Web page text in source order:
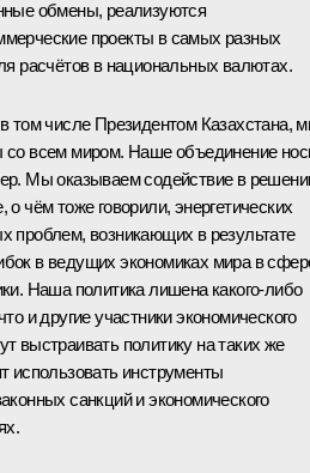
обмены, реализуются
проекты в самых разных
расчётов в национальных валютах.
том числе Президентом Казахстана,
всем миром. Наше объединение
Мы оказываем содействие в
чём тоже говорили, энергетических
проблем, возникающих в результате
в ведущих экономиках мира в
Наша политика лишена какого-либо
и другие участники экономического
выстраивать политику на таких же
использовать инструменты
санкций и экономического